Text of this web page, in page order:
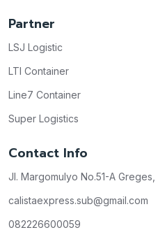
Partner
LSJ Logistic
LTI Container
Line7 Container
Super Logistics
Contact Info
Jl. Margomulyo No.51-A
calistaexpress.sub@gmail.com
082226600059